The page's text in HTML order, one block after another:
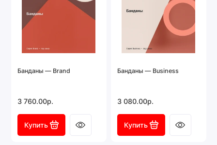
Банданы — Brand
3 760.00р.
Купить
Банданы — Business
3 080.00р.
Купить